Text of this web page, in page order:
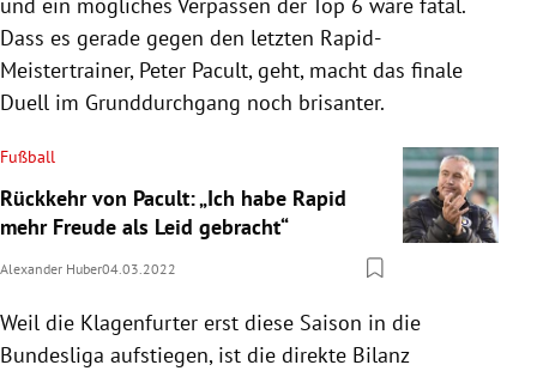
Dass es gerade gegen den letzten Rapid-
Meistertrainer, Peter Pacult, geht, macht das finale
Duell im Grunddurchgang noch brisanter.
Fußball
Rückkehr von Pacult: „Ich habe Rapid
mehr Freude als Leid gebracht“
Alexander Huber04.03.2022
Weil die Klagenfurter erst diese Saison in die
Bundesliga aufstiegen, ist die direkte Bilanz